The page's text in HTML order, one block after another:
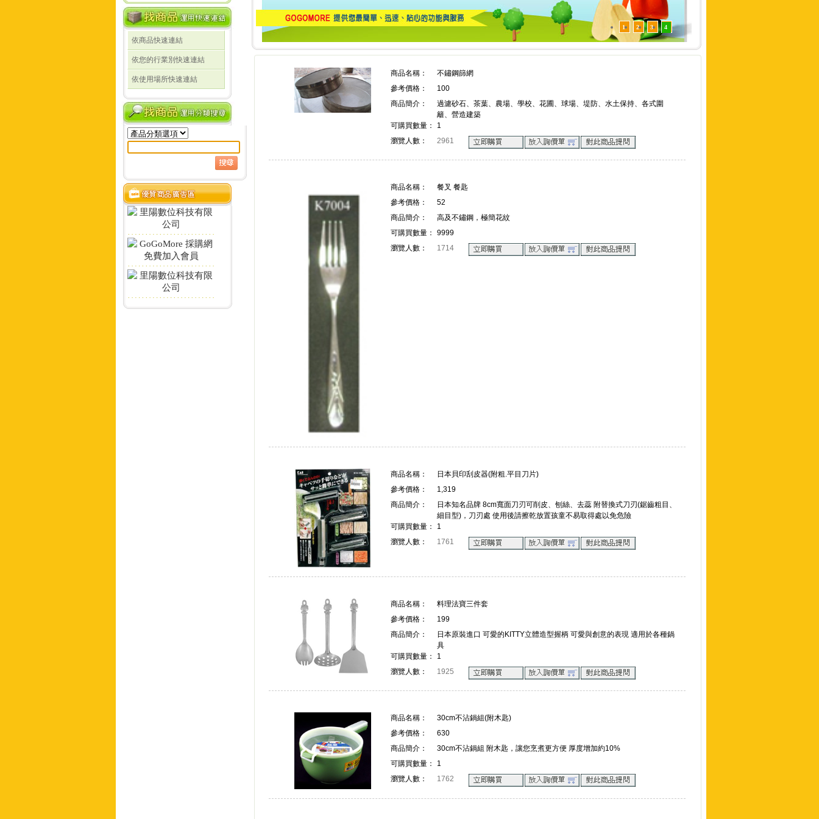
依商品快速連結
依您的行業別快速連結
依使用場所快速連結
線上詢價 創業 採購 宣傳 一次搞
線上詢價 創業 採購 宣傳 一次搞定!
1 2 3 4
商品名稱：
不鏽鋼篩網
參考價格：
100
商品簡介：
過濾砂石、茶葉、農場、學校、花圃、球場、堤防、水土保持、各式圍
籬、營造建築
可購買數量：
1
瀏覽人數：
2961
商品名稱：
餐叉 餐匙
參考價格：
52
商品簡介：
高及不鏽鋼，極簡花紋
可購買數量：
9999
瀏覽人數：
1714
商品名稱：
日本貝印刮皮器(附粗.平目刀片)
參考價格：
1,319
商品簡介：
日本知名品牌 8cm寬面刀刃可削皮、刨絲、去蕊 附替換式刀刃(鋸齒粗目、
細目型)，刀刃處 使用後請擦乾放置孩童不易取得處以免危險
可購買數量：
1
瀏覽人數：
1761
商品名稱：
料理法寶三件套
參考價格：
199
商品簡介：
日本原裝進口 可愛的KITTY立體造型握柄 可愛與創意的表現 適用於各種鍋
具
可購買數量：
1
瀏覽人數：
1925
商品名稱：
30cm不沾鍋組(附木匙)
參考價格：
630
商品簡介：
30cm不沾鍋組 附木匙，讓您烹煮更方便 厚度增加約10%
可購買數量：
1
瀏覽人數：
1762